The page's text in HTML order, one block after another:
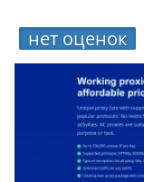
нет оценок